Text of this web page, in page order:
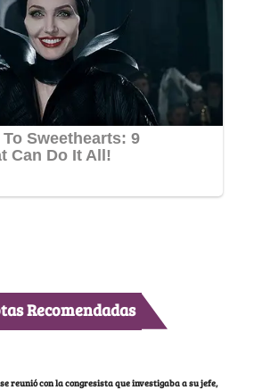
Recomendadas
reunió con la congresista que investigaba a su jefe,